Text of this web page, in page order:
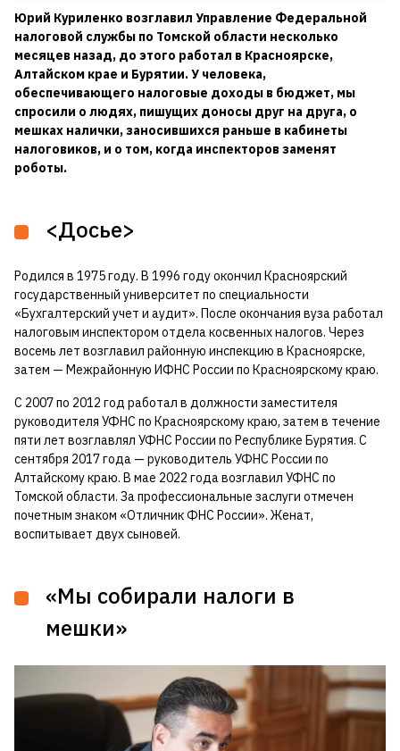
Юрий Куриленко возглавил Управление Федеральной
налоговой службы по Томской области несколько
месяцев назад, до этого работал в Красноярске,
Алтайском крае и Бурятии. У человека,
обеспечивающего налоговые доходы в бюджет, мы
спросили о людях, пишущих доносы друг на друга, о
мешках налички, заносившихся раньше в кабинеты
налоговиков, и о том, когда инспекторов заменят
роботы.
<Досье>
Родился в 1975 году. В 1996 году окончил Красноярский
государственный университет по специальности
«Бухгалтерский учет и аудит». После окончания вуза работал
налоговым инспектором отдела косвенных налогов. Через
восемь лет возглавил районную инспекцию в Красноярске,
затем — Межрайонную ИФНС России по Красноярскому краю.
С 2007 по 2012 год работал в должности заместителя
руководителя УФНС по Красноярскому краю, затем в течение
пяти лет возглавлял УФНС России по Республике Бурятия. С
сентября 2017 года — руководитель УФНС России по
Алтайскому краю. В мае 2022 года возглавил УФНС по
Томской области. За профессиональные заслуги отмечен
почетным знаком «Отличник ФНС России». Женат,
воспитывает двух сыновей.
«Мы собирали налоги в
мешки»